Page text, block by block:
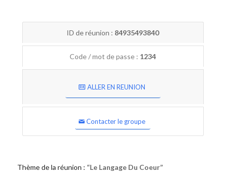
ID de réunion : 84935493840
Code / mot de passe : 1234
ALLER EN REUNION
Contacter le groupe
Thème de la réunion : “Le Langage Du Coeur”